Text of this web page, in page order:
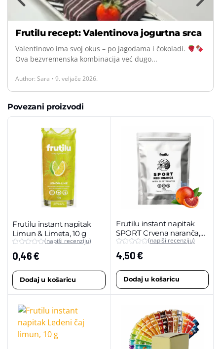
Frutilu recept: Valentinova jogurtna srca
Valentinovo ima svoj okus – po jagodama i čokoladi.
Ova bezvremenska kombinacija već dugo...
Author: Sara • 9. veljače 2026.
Povezani proizvodi
Frutilu instant napitak
Limun & Limeta, 10 g
(napiši recenziju)
0,46€
Dodaj u košaricu
Frutilu instant napitak
SPORT Crvena naranča,
100 g (maxi pakiranje)
(napiši recenziju)
4,50€
Dodaj u košaricu